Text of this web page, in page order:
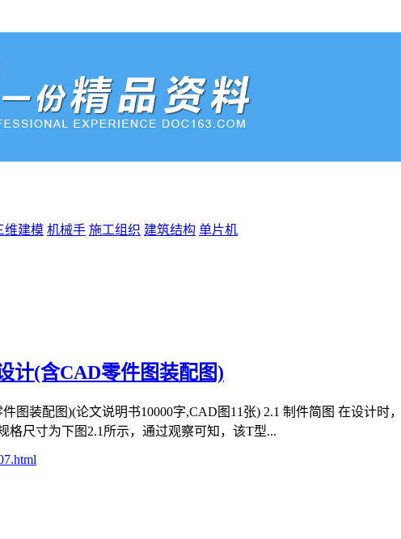
维建模 机械手 施工组织 建筑结构 单片机
计(含CAD零件图装配图)
图装配图)(论文说明书10000字,CAD图11张) 2.1 制件简图 在设计
格尺寸为下图2.1所示，通过观察可知，该T型...